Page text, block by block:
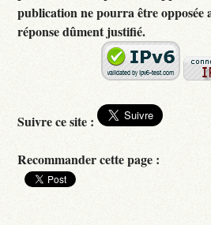
publication ne pourra être opposée
réponse dûment justifié.
Suivre ce site :
Recommander cette page :